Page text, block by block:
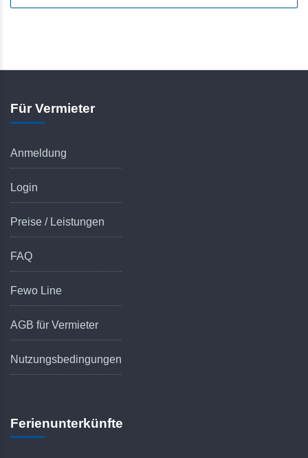
Für Vermieter
Anmeldung
Login
Preise / Leistungen
FAQ
Fewo Line
AGB für Vermieter
Nutzungsbedingungen
Ferienunterkünfte